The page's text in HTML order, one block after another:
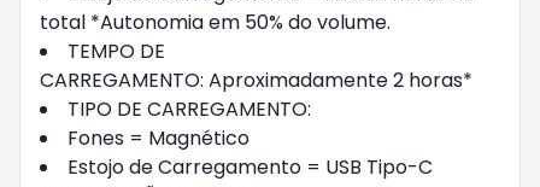
total *Autonomia em 50% do volume.
TEMPO DE
CARREGAMENTO: Aproximadamente 2 horas*
TIPO DE CARREGAMENTO:
Fones = Magnético
Estojo de Carregamento = USB Tipo-C